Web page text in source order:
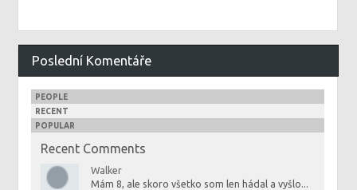
Poslední Komentáře
PEOPLE
RECENT
POPULAR
Recent Comments
Walker
Mám 8, ale skoro všetko som len hádal a vyšlo...